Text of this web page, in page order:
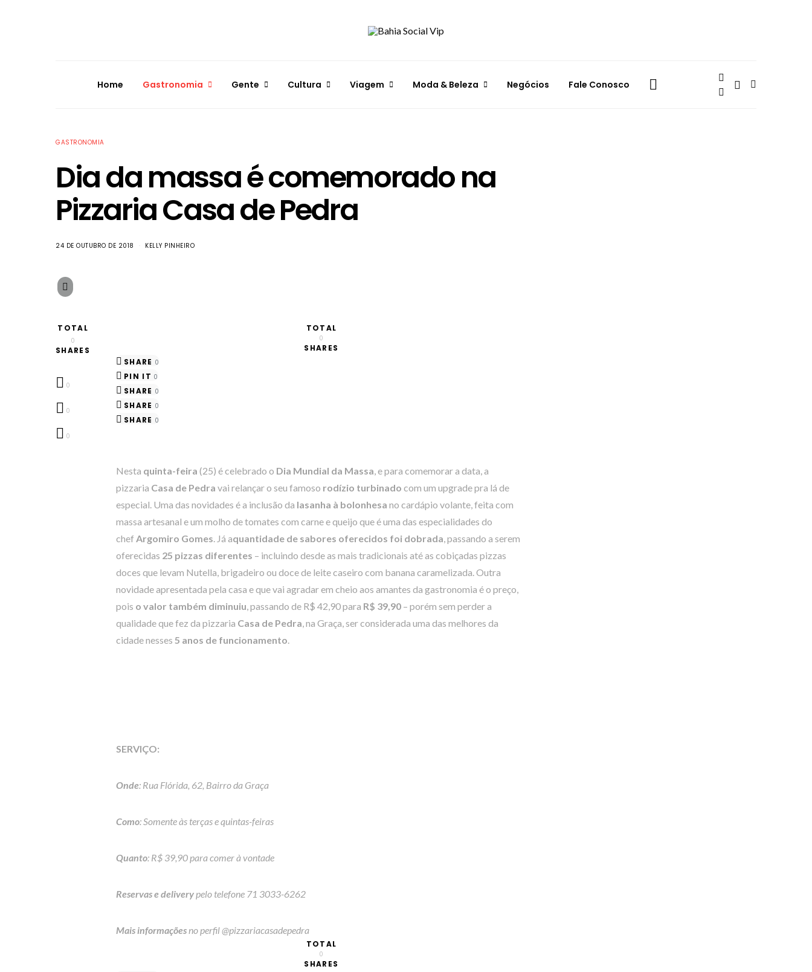
Home Gastronomia Gente Cultura Viagem Moda & Beleza Negócios Fale Conosco
GASTRONOMIA
Dia da massa é comemorado na
Pizzaria Casa de Pedra
24 DE OUTUBRO DE 2018 KELLY PINHEIRO
TOTAL
0
SHARES
0
0
0
TOTAL
0
SHARES
SHARE 0
PIN IT 0
SHARE 0
SHARE 0
SHARE 0
Nesta quinta-feira (25) é celebrado o Dia Mundial da Massa, e para comemorar a data, a
pizzaria Casa de Pedra vai relançar o seu famoso rodízio turbinado com um upgrade pra lá de
especial. Uma das novidades é a inclusão da lasanha à bolonhesa no cardápio volante, feita com
massa artesanal e um molho de tomates com carne e queijo que é uma das especialidades do
chef Argomiro Gomes. Já aquantidade de sabores oferecidos foi dobrada, passando a serem
oferecidas 25 pizzas diferentes – incluindo desde as mais tradicionais até as cobiçadas pizzas
doces que levam Nutella, brigadeiro ou doce de leite caseiro com banana caramelizada. Outra
novidade apresentada pela casa e que vai agradar em cheio aos amantes da gastronomia é o preço,
pois o valor também diminuiu, passando de R$ 42,90 para R$ 39,90 – porém sem perder a
qualidade que fez da pizzaria Casa de Pedra, na Graça, ser considerada uma das melhores da
cidade nesses 5 anos de funcionamento.
SERVIÇO:
Onde: Rua Flórida, 62, Bairro da Graça
Como: Somente às terças e quintas-feiras
Quanto: R$ 39,90 para comer à vontade
Reservas e delivery pelo telefone 71 3033-6262
Mais informaçõesno perfil @pizzariacasadepedra
TOTAL
0
SHARES